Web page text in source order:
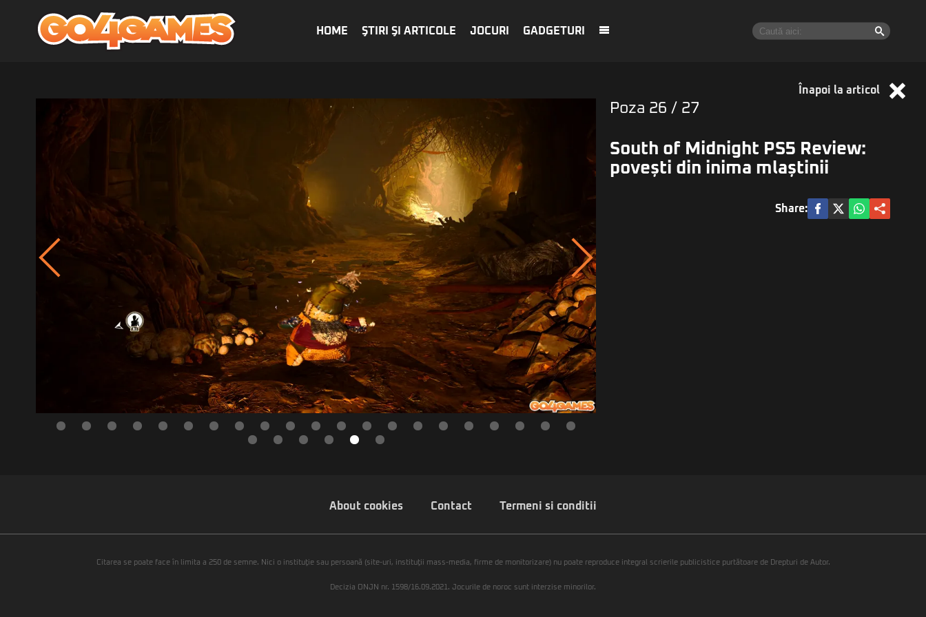
HOME ŞTIRI ŞI ARTICOLE JOCURI GADGETURI
Înapoi la articol
Poza 26 / 27
South of Midnight PS5 Review:
povești din inima mlaștinii
Share:
About cookies Contact Termeni si conditii
Citarea se poate face în limita a 250 de semne. Nici o instituţie sau persoană (site-uri, instituţii mass-media, firme de monitorizare) nu poate reproduce integral scrierile publicistice purtătoare de Drepturi de Autor.
Decizia ONJN nr. 1598/16.09.2021. Jocurile de noroc sunt interzise minorilor.